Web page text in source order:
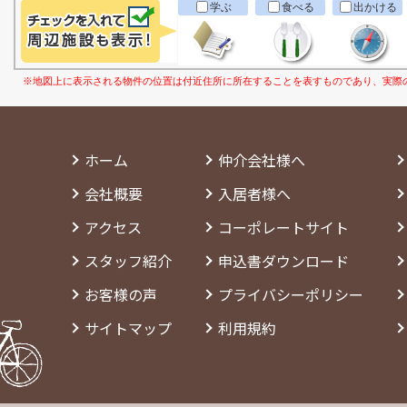
学ぶ 食べる 出かける
※地図上に表示される物件の位置は付近住所に所在することを表すものであり、実
ホーム
会社概要
アクセス
スタッフ紹介
お客様の声
サイトマップ
仲介会社様へ
入居者様へ
コーポレートサイト
申込書ダウンロード
プライバシーポリシー
利用規約